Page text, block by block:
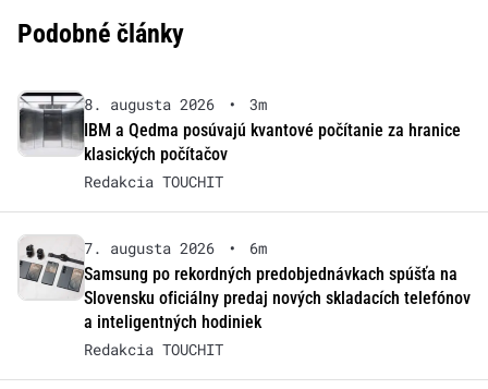
Podobné články
8. augusta 2026 •
3m
IBM a Qedma posúvajú kvantové počítanie za hranice
klasických počítačov
Redakcia TOUCHIT
7. augusta 2026 •
6m
Samsung po rekordných predobjednávkach spúšťa na
Slovensku oficiálny predaj nových skladacích telefónov
a inteligentných hodiniek
Redakcia TOUCHIT